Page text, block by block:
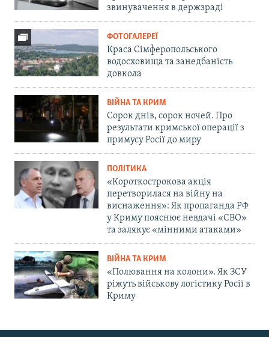
звинувачення в держзраді
ФОТОГАЛЕРЕЇ
Краса Сімферопольського
водосховища та занедбаність
довкола
ВІЙНА ТА КРИМ
Сорок днів, сорок ночей. Про
результати кримської операції з
примусу Росії до миру
ПОЛІТИКА
«Короткострокова акція
перетворилася на війну на
виснаження»: Як пропаганда РФ
у Криму пояснює невдачі «СВО»
та залякує «мінними атаками»
ВІЙНА ТА КРИМ
«Полювання на колони». Як ЗСУ
ріжуть військову логістику Росії в
Криму